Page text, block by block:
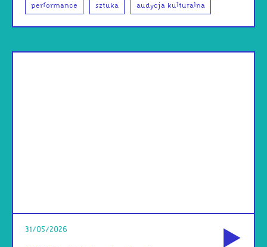
performance sztuka audycja kulturalna
31/05/2026